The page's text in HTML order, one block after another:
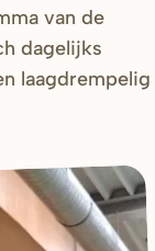
van de
dagelijks
laagdrempelig